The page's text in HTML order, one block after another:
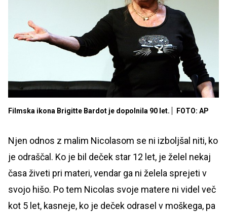
Filmska ikona Brigitte Bardot je dopolnila 90 let. FOTO: AP
Njen odnos z malim Nicolasom se ni izboljšal niti, ko
je odraščal. Ko je bil deček star 12 let, je želel nekaj
časa živeti pri materi, vendar ga ni želela sprejeti v
svojo hišo. Po tem Nicolas svoje matere ni videl več
kot 5 let, kasneje, ko je deček odrasel v moškega, pa